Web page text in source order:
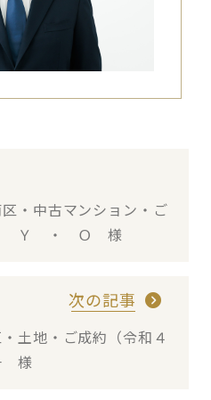
区・中古マンション・ご
） Ｙ ・ Ｏ 様
次の記事
土地・ご成約（令和４
様